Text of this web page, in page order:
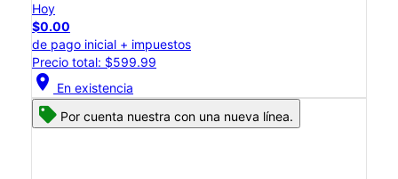
Hoy
$0.00
de pago inicial + impuestos
Precio total: $599.99
location_on En existencia
Por cuenta nuestra con una nueva línea.